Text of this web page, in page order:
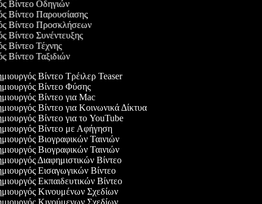
Βίντεο Οδηγιών
Βίντεο Παρουσίασης
Βίντεο Προσκλήσεων
Βίντεο Συνέντευξης
Βίντεο Τέχνης
Βίντεο Ταξιδιών
Βίντεο Τρέιλερ Teaser
Βίντεο Φύσης
Βίντεο για Mac
Βίντεο για Κοινωνικά Δίκτυα
Βίντεο για το YouTube
Βίντεο με Αφήγηση
Βιογραφικών Ταινιών
Βιογραφικών Ταινιών
Διαφημιστικών Βίντεο
Εισαγωγικών Βίντεο
Εκπαιδευτικών Βίντεο
Κινουμένων Σχεδίων